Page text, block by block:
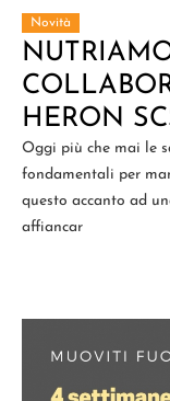
Novità
HERON
Oggi più che mai le
fondamentali per
questo accanto ad
affiancar